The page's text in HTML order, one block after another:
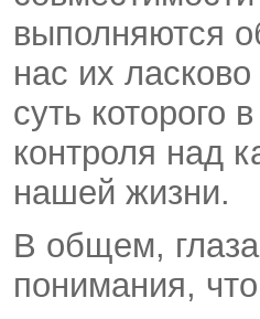
выполняются
нас их
суть которого
контроля над
нашей жизни.
В общем,
понимания,